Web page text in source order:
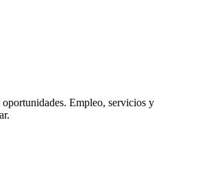
Empleo, servicios y